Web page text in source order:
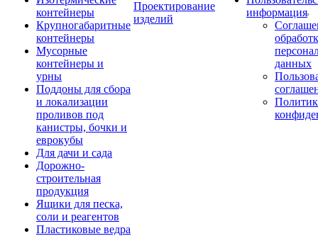
контейнеры
Крупногабаритные
контейнеры
Мусорные
контейнеры и
урны
Поддоны для сбора
и локализации
проливов под
канистры, бочки и
еврокубы
Для дачи и сада
Дорожно-
строительная
продукция
Ящики для песка,
соли и реагентов
Пластиковые ведра
Проектирование
изделий
информация
данных